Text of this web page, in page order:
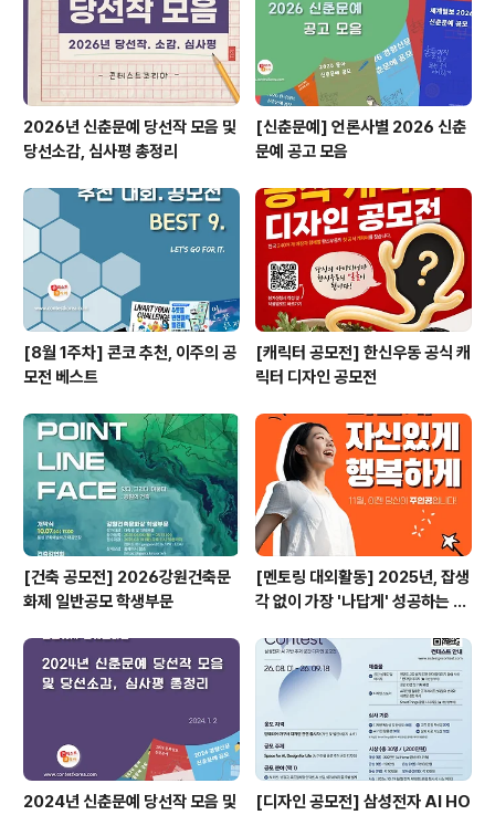
0만원※ 제세공과금 수상자 본인 부담..
2026년 신춘문예 당선작 모음 및
당선소감, 심사평 총정리
[신춘문예] 언론사별 2026 신춘
문예 공고 모음
[8월 1주차] 콘코 추천, 이주의 공
모전 베스트
[캐릭터 공모전] 한신우동 공식 캐
릭터 디자인 공모전
[건축 공모전] 2026강원건축문
화제 일반공모 학생부문
[멘토링 대외활동] 2025년, 잡생
각 없이 가장 '나답게' 성공하는 법
2024년 신춘문예 당선작 모음 및 [디자인 공모전] 삼성전자 AI HO